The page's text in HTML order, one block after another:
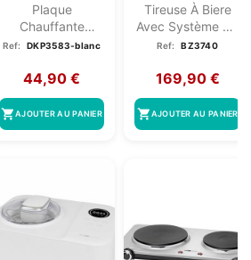
Plaque
Chauffante
Double 2500W
Ref: DKP3583-blanc
44,90 €
shopping_cartAJOUTER AU PANIER
Tireuse À Biere
Avec Système De
Cartouche De...
Ref: BZ3740
169,90 €
shopping_cartAJOUTER AU PANIER